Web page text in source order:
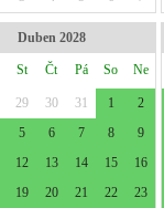
Duben 2028
St Čt Pá So Ne
29 30 31 1
2
5 6 7 8
9
12 13 14 15
16
19 20 21 22 23